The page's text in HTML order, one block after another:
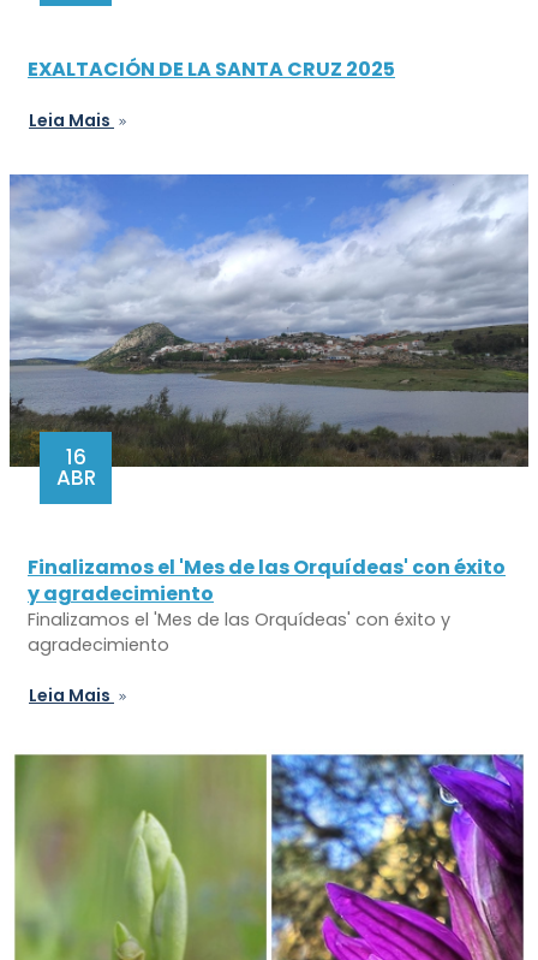
EXALTACIÓN DE LA SANTA CRUZ 2025
Leia Mais
16
ABR
Finalizamos el 'Mes de las Orquídeas' con éxito
y agradecimiento
Finalizamos el 'Mes de las Orquídeas' con éxito y
agradecimiento
Leia Mais